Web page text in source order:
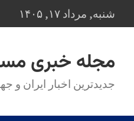
to
شنبه, مرداد ۱۷, ۱۴۰۵
مجله خبری
جدیدترین اخبار ایران و